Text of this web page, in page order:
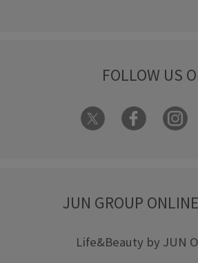
FOLLOW US
JUN GROUP
Life&Beauty by JUN